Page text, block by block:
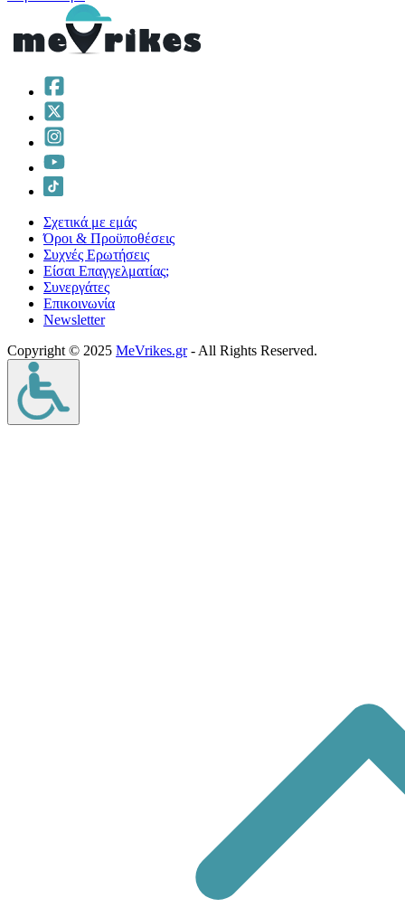
Σχετικά με εμάς
Όροι & Προϋποθέσεις
Συχνές Ερωτήσεις
Είσαι Επαγγελματίας;
Συνεργάτες
Επικοινωνία
Νewsletter
Copyright © 2025 MeVrikes.gr- All Rights Reserved.